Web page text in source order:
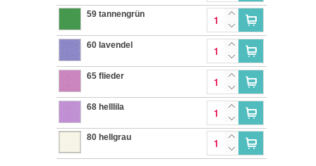
59 tannengrün
60 lavendel
65 flieder
68 helllila
80 hellgrau